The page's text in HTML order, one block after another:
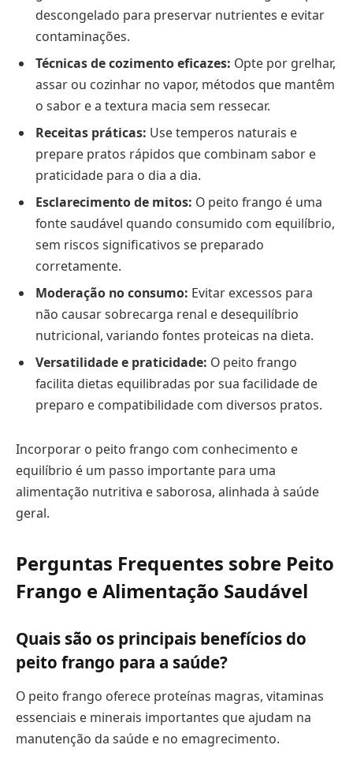
descongelado para preservar nutrientes e evitar
contaminações.
Técnicas de cozimento eficazes: Opte por grelhar,
assar ou cozinhar no vapor, métodos que mantêm
o sabor e a textura macia sem ressecar.
Receitas práticas: Use temperos naturais e
prepare pratos rápidos que combinam sabor e
praticidade para o dia a dia.
Esclarecimento de mitos: O peito frango é uma
fonte saudável quando consumido com equilíbrio,
sem riscos significativos se preparado
corretamente.
Moderação no consumo: Evitar excessos para
não causar sobrecarga renal e desequilíbrio
nutricional, variando fontes proteicas na dieta.
Versatilidade e praticidade: O peito frango
facilita dietas equilibradas por sua facilidade de
preparo e compatibilidade com diversos pratos.
Incorporar o peito frango com conhecimento e
equilíbrio é um passo importante para uma
alimentação nutritiva e saborosa, alinhada à saúde
geral.
Perguntas Frequentes sobre Peito
Frango e Alimentação Saudável
Quais são os principais benefícios do
peito frango para a saúde?
O peito frango oferece proteínas magras, vitaminas
essenciais e minerais importantes que ajudam na
manutenção da saúde e no emagrecimento.